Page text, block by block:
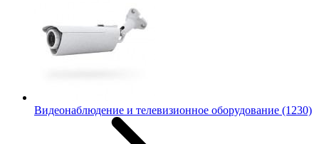
Видеонаблюдение и телевизионное оборудование (1230)